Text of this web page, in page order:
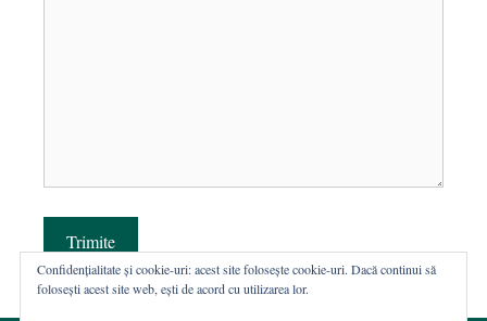
Trimite
Confidențialitate și cookie-uri: acest site folosește cookie-uri. Dacă continui să
folosești acest site web, ești de acord cu utilizarea lor.